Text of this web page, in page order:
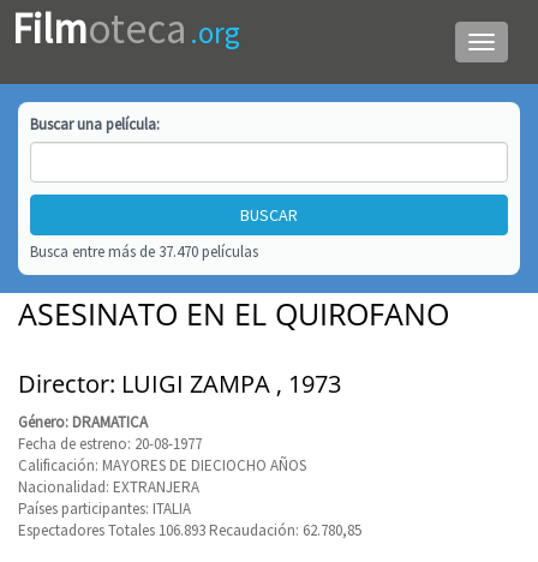
Menú
de
Filmoteca .org
Buscar unapelícula:
Busca entre más de 37.470 películas
ASESINATO EN EL QUIROFANO
Director: LUIGI ZAMPA , 1973
Género: DRAMATICA
Fecha de estreno: 20-08-1977
Calificación: MAYORES DE DIECIOCHO AÑOS
Nacionalidad: EXTRANJERA
Países participantes: ITALIA
Espectadores Totales 106.893 Recaudación: 62.780,85